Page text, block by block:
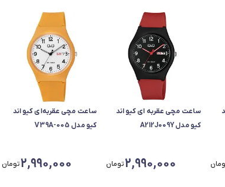
ساعت مچی عقربه ای کیو اند
کیو مدل A212J009Y
2,990,000تومان
ساعت مچی عقربه‌ای کیو اند
کیو مدل V39A-005
2,990,000تومان